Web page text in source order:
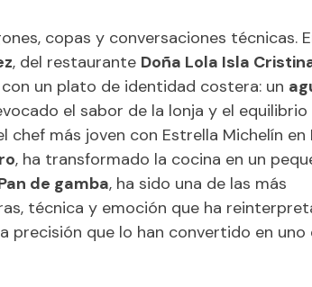
copas y conversaciones técnicas.
, del restaurante Doña Lola Isla
un plato de identidad costera: un
el sabor de la lonja y el
chef más joven con Estrella Michelín en
, ha transformado la cocina en un
de gamba, ha sido una de las más
técnica y emoción que ha
precisión que lo han convertido en uno